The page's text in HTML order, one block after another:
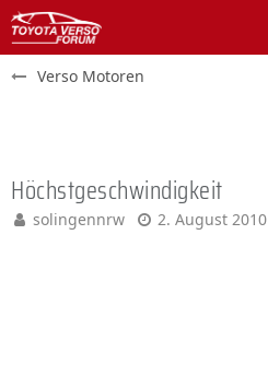
Verso Motoren
Höchstgeschwindigkeit
solingennrw 2. August 2010